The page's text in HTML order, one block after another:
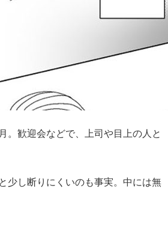
。歓迎会などで、上司や目上の人と
少し断りにくいのも事実。中には無